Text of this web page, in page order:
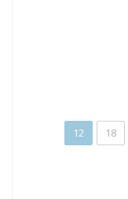
12 18